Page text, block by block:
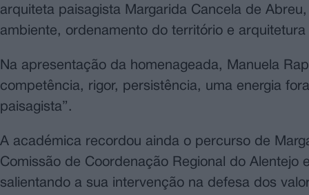
arquiteta paisagista Margarida Cancela de
ambiente, ordenamento do território e arquitetura
Na apresentação da homenageada, Manuela
competência, rigor, persistência, uma energia
paisagista”.
A académica recordou ainda o percurso de
Comissão de Coordenação Regional do Alentejo
salientando a sua intervenção na defesa dos